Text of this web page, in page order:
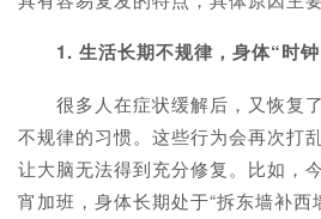
1. 生活长期不规律，身体“时钟
很多人在症状缓解后，又恢复
不规律的习惯。这些行为会再次打
让大脑无法得到充分修复。比如，
宵加班，身体长期处于“拆东墙补西